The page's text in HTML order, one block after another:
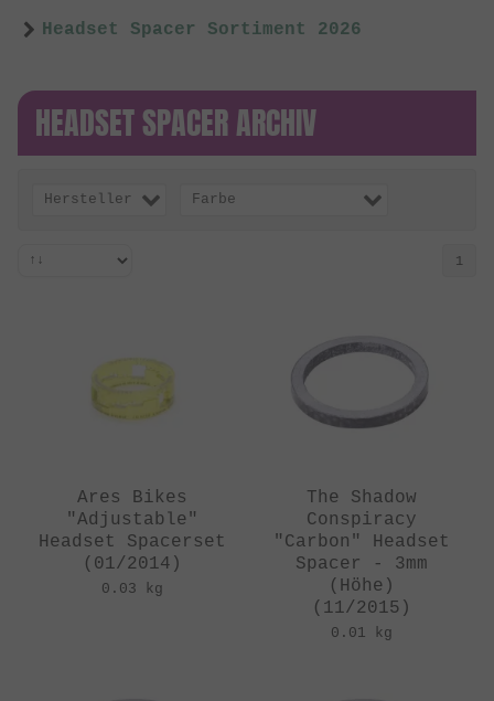
Headset Spacer Sortiment 2026
HEADSET SPACER ARCHIV
Hersteller Farbe
1
Ares Bikes
"Adjustable"
Headset Spacerset
(01/2014)
0.03 kg
The Shadow
Conspiracy
"Carbon" Headset
Spacer - 3mm
(Höhe)
(11/2015)
0.01 kg